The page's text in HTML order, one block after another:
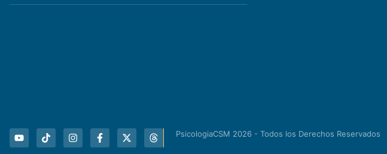
PsicologiaCSM 2026 - Todos los Derechos Reservados